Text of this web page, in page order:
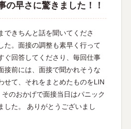
の早さに驚きました！！
できちんと話を聞いてくださ
た。面接の調整も素早く行って
ぐ回答してくださり、毎回仕事
接前には、面接で聞かれそうな
せて、それをまとめたものをLIN
のおかげで面接当日はパニック
した。 ありがとうございまし